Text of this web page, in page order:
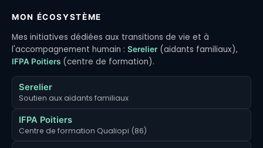
MON ÉCOSYSTÈME
Mes initiatives dédiées aux transitions de vie et à
l'accompagnement humain : Serelier (aidants familiaux),
IFPA Poitiers (centre de formation).
Serelier
Soutien aux aidants familiaux
IFPA Poitiers
Centre de formation Qualiopi (86)